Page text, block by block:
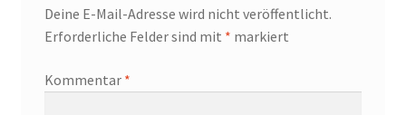
Deine E-Mail-Adresse wird nicht veröffentlicht.
Erforderliche Felder sind mit * markiert
Kommentar *